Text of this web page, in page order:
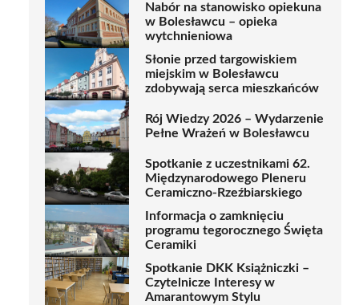
Nabór na stanowisko opiekuna
w Bolesławcu – opieka
wytchnieniowa
Słonie przed targowiskiem
miejskim w Bolesławcu
zdobywają serca mieszkańców
Rój Wiedzy 2026 – Wydarzenie
Pełne Wrażeń w Bolesławcu
Spotkanie z uczestnikami 62.
Międzynarodowego Pleneru
Ceramiczno-Rzeźbiarskiego
Informacja o zamknięciu
programu tegorocznego Święta
Ceramiki
Spotkanie DKK Książniczki –
Czytelnicze Interesy w
Amarantowym Stylu